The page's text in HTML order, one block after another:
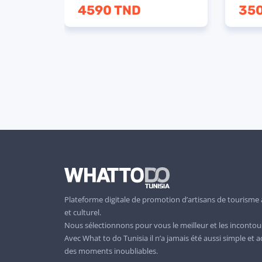
140 TND
Plateforme digitale de promotion d’artisans de
et culturel.
Nous sélectionnons pour vous le meilleur et les
Avec What to do Tunisia il n’a jamais été aussi simple et
des moments inoubliables.